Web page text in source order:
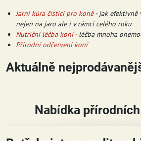
Jarní kúra čistící pro koně- jak efektivně
nejen na jaro ale i v rámci celého roku
Nutriční léčba koní-léčba mnoha
Přírodní odčervení koní
Aktuálně
Nabídka